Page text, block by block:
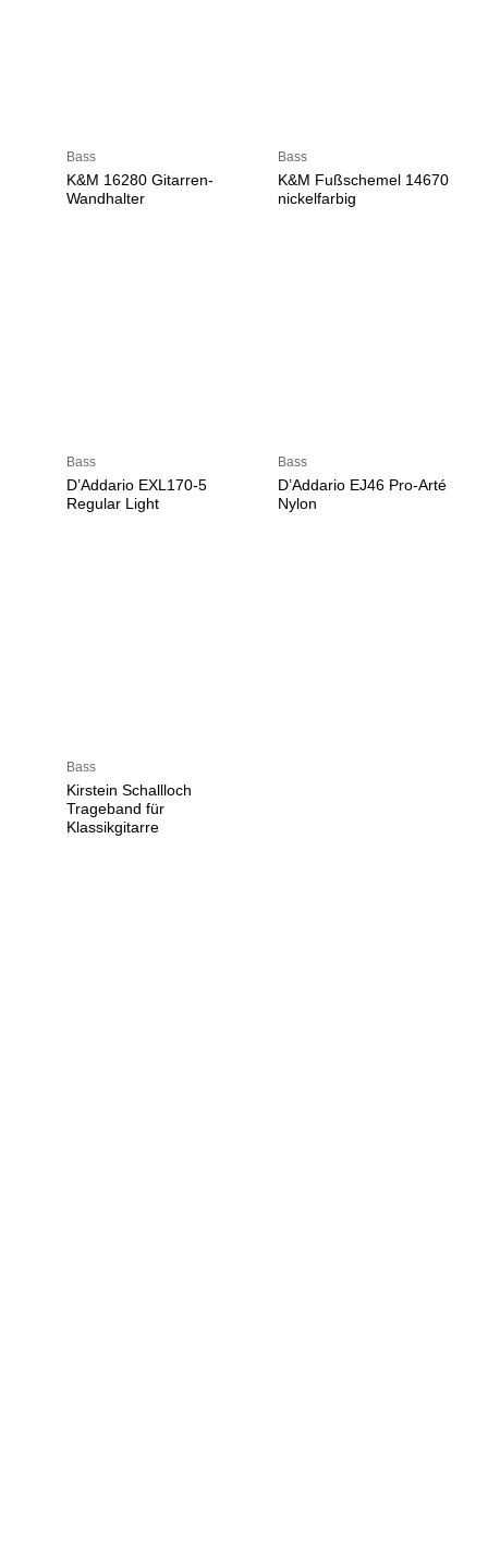
Bass
K&M 16280 Gitarren-
Wandhalter
Bass
K&M Fußschemel 14670
nickelfarbig
Bass
D’Addario EXL170-5
Regular Light
Bass
D’Addario EJ46 Pro-Arté
Nylon
Bass
Kirstein Schallloch
Trageband für
Klassikgitarre